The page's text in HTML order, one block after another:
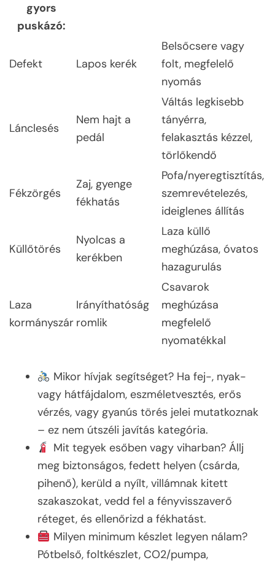
gyors
puskázó:
Defekt Lapos kerék
Belsőcsere vagy
folt, megfelelő
nyomás
Lánclesés
Nem hajt a
pedál
Váltás legkisebb
tányérra,
felakasztás kézzel,
törlőkendő
Fékzörgés
Zaj, gyenge
fékhatás
Pofa/nyeregtisztítás,
szemrevételezés,
ideiglenes állítás
Küllőtörés
Nyolcas a
kerékben
Laza küllő
meghúzása, óvatos
hazagurulás
Laza
kormányszár
Irányíthatóság
romlik
Csavarok
meghúzása
megfelelő
nyomatékkal
Mikor hívjak segítséget? Ha fej-, nyak-
vagy hátfájdalom, eszméletvesztés, erős
vérzés, vagy gyanús törés jelei mutatkoznak
– ez nem útszéli javítás kategória.
Mit tegyek esőben vagy viharban? Állj
meg biztonságos, fedett helyen (csárda,
pihenő), kerüld a nyílt, villámnak kitett
szakaszokat, vedd fel a fényvisszaverő
réteget, és ellenőrizd a fékhatást.
Milyen minimum készlet legyen nálam?
Pótbelső, foltkészlet, CO2/pumpa,